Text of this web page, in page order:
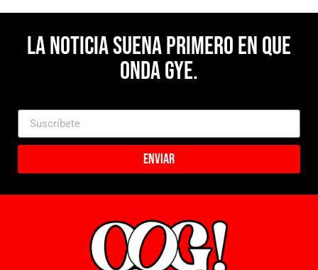
La noticia suena primero en Que
Onda Gye.
Enviar